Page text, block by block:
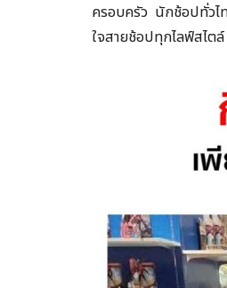
ครอบครัว นักช้อปทั่วไ
ใจสายช้อปทุกไลฟ์สไต